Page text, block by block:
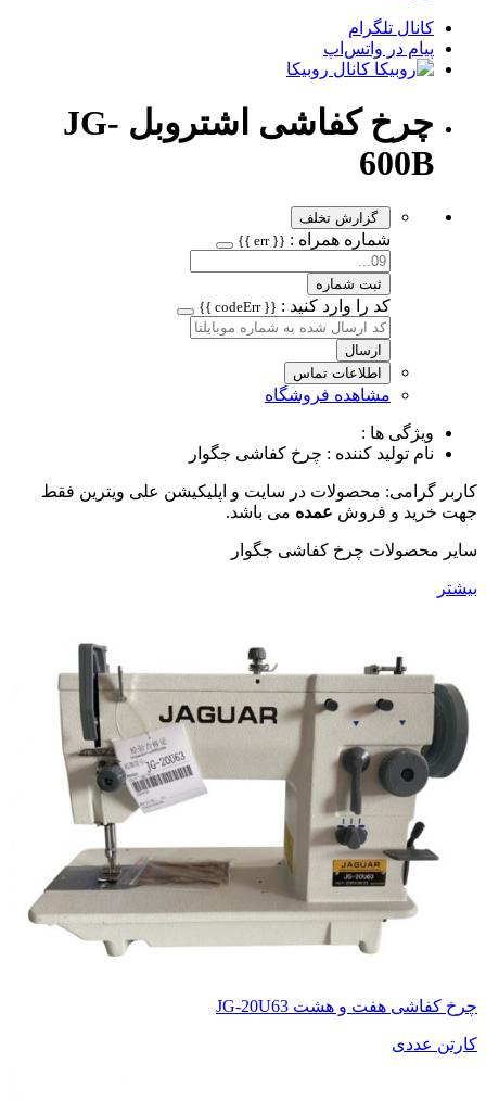
کانال تلگرام
پیام در واتس‌اپ
کانال روبیکا
چرخ کفاشی اشتروبل JG-
600B
گزارش تخلف
شماره همراه : {{ err }}
ثبت شماره
کد را وارد کنید : {{ codeErr }}
ارسال
اطلاعات تماس
مشاهده فروشگاه
ویژگی ها :
نام تولید کننده : چرخ کفاشی جگوار
کاربر گرامی: محصولات در سایت و اپلیکیشن علی ویترین فقط
جهت خرید و فروش عمده می باشد.
سایر محصولات چرخ کفاشی جگوار
بیشتر
چرخ کفاشی هفت و هشت JG-20U63
کارتن عددی